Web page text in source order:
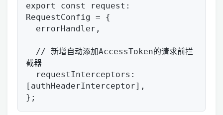
export const request:
RequestConfig = {
截器
[authHeaderInterceptor],